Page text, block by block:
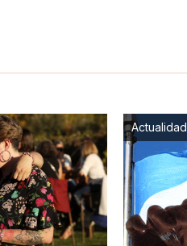
Actualidad